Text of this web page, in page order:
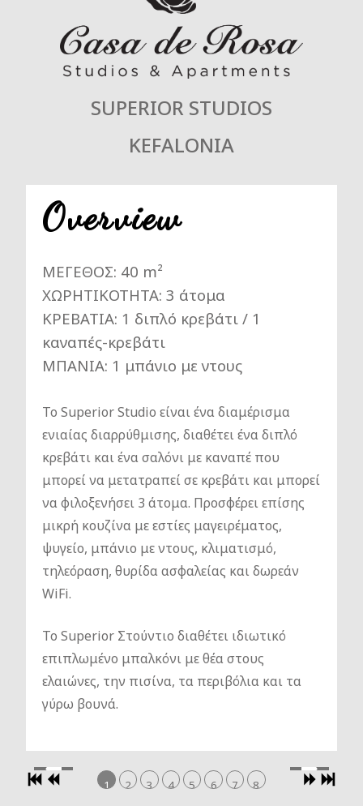
SUPERIOR STUDIOS
KEFALONIA
Overview
ΜΕΓΕΘΟΣ: 40 m²
ΧΩΡΗΤΙΚΟΤΗΤΑ: 3 άτομα
ΚΡΕΒΑΤΙΑ: 1 διπλό κρεβάτι / 1
καναπές-κρεβάτι
ΜΠΑΝΙΑ: 1 μπάνιο με ντους
Το Superior Studio είναι ένα διαμέρισμα
ενιαίας διαρρύθμισης, διαθέτει ένα διπλό
κρεβάτι και ένα σαλόνι με καναπέ που
μπορεί να μετατραπεί σε κρεβάτι και μπορεί
να φιλοξενήσει 3 άτομα. Προσφέρει επίσης
μικρή κουζίνα με εστίες μαγειρέματος,
ψυγείο, μπάνιο με ντους, κλιματισμό,
τηλεόραση, θυρίδα ασφαλείας και δωρεάν
WiFi.
Το Superior Στούντιο διαθέτει ιδιωτικό
επιπλωμένο μπαλκόνι με θέα στους
ελαιώνες, την πισίνα, τα περιβόλια και τα
γύρω βουνά.
1 2 3 4 5 6 7 8